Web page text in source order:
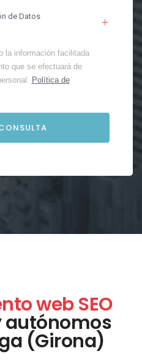
de Datos
la información facilitada
que se efectuará de
Política de
web SEO
autónomos
(Girona)